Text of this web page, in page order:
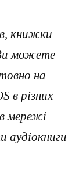
книжки
можете
на
в різних
мережі
аудіокниги